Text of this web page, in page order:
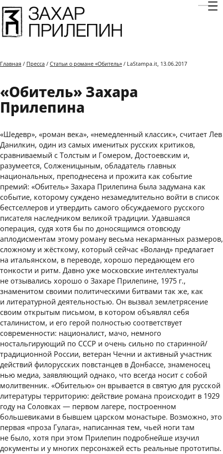
Главная / Пресса / Статьи о романе «Обитель» / LaStampa.it, 13.06.2017
«Обитель» Захара
Прилепина
«Шедевр», «роман века», «немедленный классик», считает Лев
Данилкин, один из самых именитых русских критиков,
сравниваемый с Толстым и Гомером, Достоевским и,
разумеется, Солженицыным, обладатель главных
национальных, преподнесена и прожита как событие
премий: «Обитель» Захара Прилепина была задумана как
событие, которому суждено незамедлительно войти в список
бестселлеров и утвердить самого обсуждаемого русского
писателя наследником великой традиции. Удавшаяся
операция, судя хотя бы по доносящимся отовсюду
аплодисментам этому роману весьма некарманных размеров,
сложному и жёсткому, который сейчас «Воланд» предлагает
на итальянском, в переводе, хорошо передающем его
тонкости и ритм. Давно уже московские интеллектуалы
не отзывались хорошо о Захаре Прилепине, 1975 г.,
знаменитом своими политическими битвами так же, как
и литературной деятельностью. Он вызвал землетрясение
своим открытым письмом, в котором объявлял себя
сталинистом, и его герой полностью соответствует
современности: националист, мачо, немного
ностальгирующий по СССР и очень сильно по старинной/
традиционной России, ветеран Чечни и активный участник
действий филорусских повстанцев в Донбассе, знаменосец
нью медиа, заявляющий однако, что всегда носит с собой
молитвенник. «Обителью» он врывается в святую для русской
литературы территорию: действие романа происходит в 1929
году на Соловках — первом лагере, построенном
большевиками в бывшем царском монастыре. Возможно, это
первая «проза Гулага», написанная тем, чьей ноги там
не было, хотя при этом Прилепин подробнейше изучил
документы и у многих персонажей есть реальные прототипы.